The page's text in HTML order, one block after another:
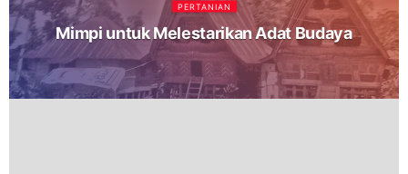
PERTANIAN
Mimpi untuk Melestarikan Adat Budaya